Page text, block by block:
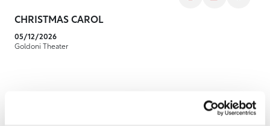
CHRISTMAS CAROL
05/12/2026
Goldoni Theater